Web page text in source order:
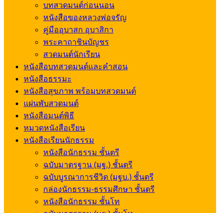
บทสวดมนต์ก่อนนอน
หนังสือของหลวงพ่อจรัญ
คู่มืออุบาสก อุบาสิกา
พระคาถาชินบัญชร
สวดมนต์นักเรียน
หนังสือบทสวดมนต์และคำสอน
หนังสือธรรมะ
หนังสือสุขภาพ พร้อมบทสวดมนต์
แผ่นพับสวดมนต์
หนังสือมนต์พิธี
หมวดหนังสือเรียน
หนังสือเรียนนักธรรม
หนังสือนักธรรม ชั้นตรี
ฉบับมาตรฐาน (มฐ.) ชั้นตรี
ฉบับบูรณาการชีวิต (มฐบ.) ชั้นตรี
กล่องนักธรรม-ธรรมศึกษา ชั้นตรี
หนังสือนักธรรม ชั้นโท